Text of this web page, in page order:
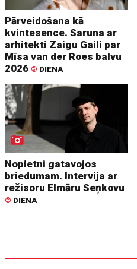
Pārveidošana kā
kvintesence. Saruna ar
arhitekti Zaigu Gaili par
Mīsa van der Roes balvu
2026 © DIENA
Nopietni gatavojos
briedumam. Intervija ar
režisoru Elmāru Seņkovu
© DIENA